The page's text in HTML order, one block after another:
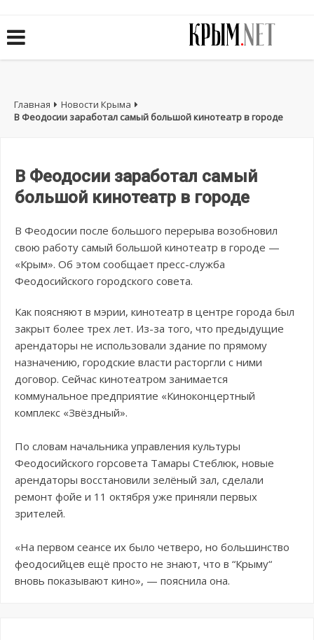
Главная
Новости Крыма
В Феодосии заработал самый большой кинотеатр в городе
В Феодосии заработал самый
большой кинотеатр в городе
В Феодосии после большого перерыва возобновил
свою работу самый большой кинотеатр в городе —
«Крым». Об этом сообщает пресс-служба
Феодосийского городского совета.
Как поясняют в мэрии, кинотеатр в центре города был
закрыт более трех лет. Из-за того, что предыдущие
арендаторы не использовали здание по прямому
назначению, городские власти расторгли с ними
договор. Сейчас кинотеатром занимается
коммунальное предприятие «Киноконцертный
комплекс «Звёздный».
По словам начальника управления культуры
Феодосийского горсовета Тамары Стеблюк, новые
арендаторы восстановили зелёный зал, сделали
ремонт фойе и 11 октября уже приняли первых
зрителей.
«На первом сеансе их было четверо, но большинство
феодосийцев ещё просто не знают, что в “Крыму“
вновь показывают кино», — пояснила она.